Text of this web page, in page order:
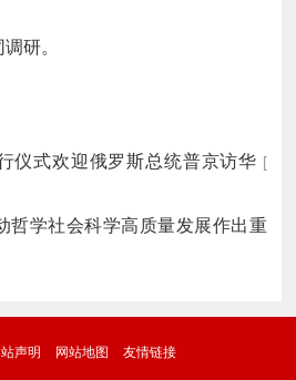
研。
仪式欢迎俄罗斯总统普京访华 [
哲学社会科学高质量发展作出重
声明 网站地图 友情链接